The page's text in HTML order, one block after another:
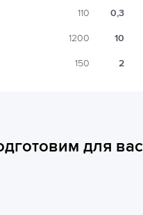
110 0,3
1200 10
150 2
для вас